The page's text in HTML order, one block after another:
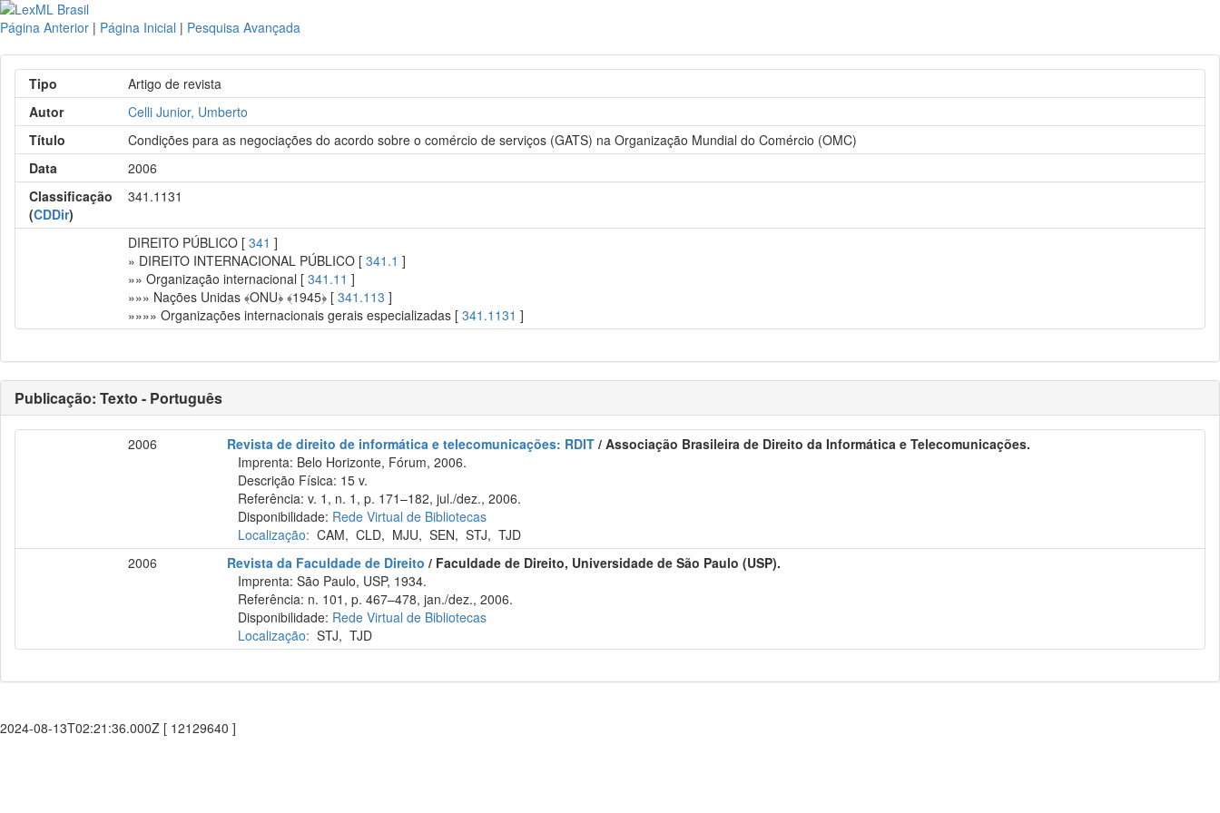
Página Anterior | Página Inicial | Pesquisa Avançada
Tipo
Artigo de revista
Autor
Celli Junior, Umberto
Título
Condições para as negociações do acordo sobre o comércio de serviços (GATS) na Organização Mundial do Comércio (OMC)
Data
2006
Classificação
(CDDir)
341.1131
DIREITO PÚBLICO [341 ]
» DIREITO INTERNACIONAL PÚBLICO [341.1 ]
»» Organização internacional [341.11 ]
»»» Nações Unidas ﴾ONU﴿ ﴾1945﴿ [341.113 ]
»»»» Organizações internacionais gerais especializadas [341.1131 ]
Publicação: Texto - Português
2006 Revista de direito de informática e telecomunicações: RDIT / Associação Brasileira de Direito da Informática e Telecomunicações.
Imprenta: Belo Horizonte, Fórum, 2006.
Descrição Física: 15 v.
Referência: v. 1, n. 1, p. 171–182, jul./dez., 2006.
Disponibilidade: Rede Virtual de Bibliotecas
Localização: CAM,CLD, MJU,SEN,STJ,TJD
2006
Revista da Faculdade de Direito / Faculdade de Direito, Universidade de São Paulo (USP).
Imprenta: São Paulo, USP, 1934.
Referência: n. 101, p. 467–478, jan./dez., 2006.
Disponibilidade: Rede Virtual de Bibliotecas
Localização: STJ,TJD
2024-08-13T02:21:36.000Z [ 12129640 ]